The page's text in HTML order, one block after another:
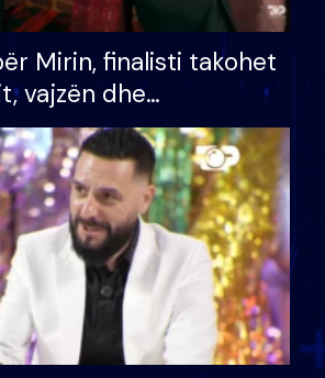
Mirin, finalisti takohet
vajzën dhe
S’kemi ndonjë letër